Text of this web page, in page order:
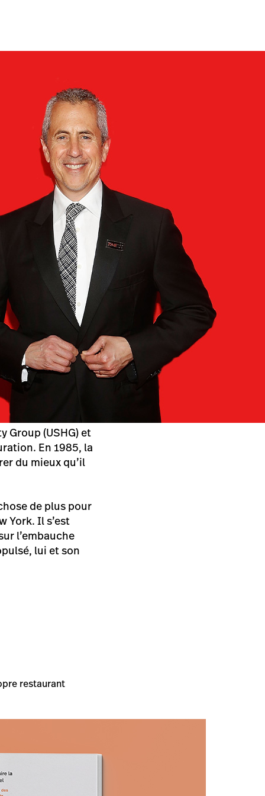
Group (USHG) et
En 1985, la
du mieux qu’il
de plus pour
York. Il s’est
l’embauche
lui et son
restaurant